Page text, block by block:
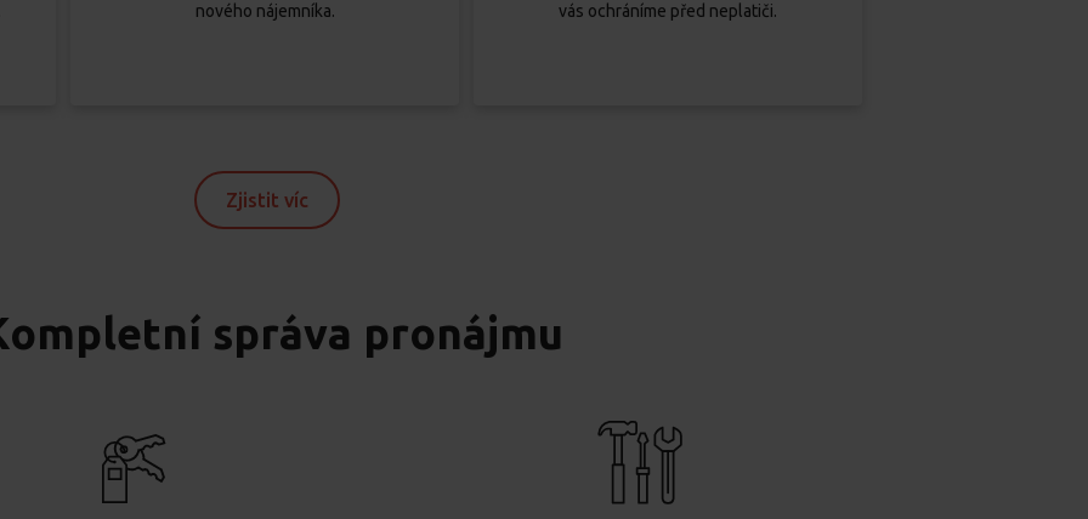
nového nájemníka.
vás ochráníme před neplatiči.
Zjistit víc
správa pronájmu